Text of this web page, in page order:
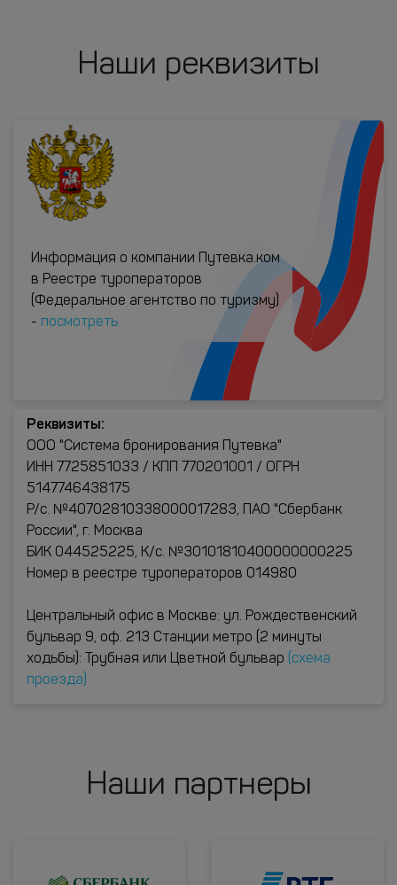
Наши реквизиты
Информация о компании Путевка.ком
в Реестре туроператоров
(Федеральное агентство по туризму)
- посмотреть
Реквизиты:
ООО "Система бронирования Путевка"
ИНН 7725851033 / КПП 770201001 / ОГРН
5147746438175
Р/с. №40702810338000017283, ПАО "Сбербанк
России", г. Москва
БИК 044525225, К/с. №30101810400000000225
Номер в реестре туроператоров 014980
Центральный офис в Москве: ул. Рождественский
бульвар 9, оф. 213 Станции метро (2 минуты
ходьбы): Трубная или Цветной бульвар
(схема
проезда)
Наши партнеры